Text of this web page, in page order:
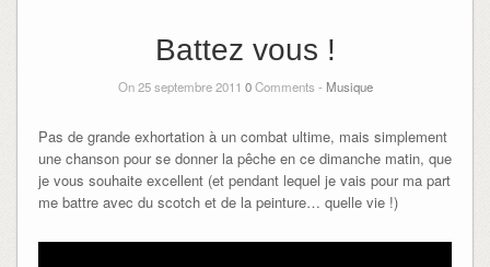
Battez vous !
On 25 septembre 2011 0Comments - Musique
Pas de grande exhortation à un combat ultime, mais simplement
une chanson pour se donner la pêche en ce dimanche matin, que
je vous souhaite excellent (et pendant lequel je vais pour ma part
me battre avec du scotch et de la peinture… quelle vie !)